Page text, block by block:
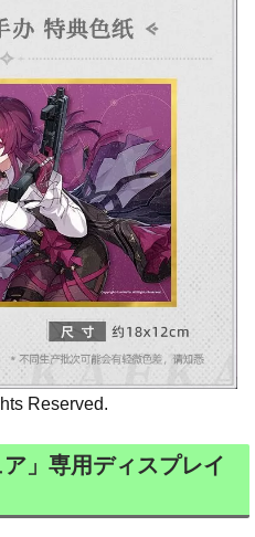
Reserved.
」専用ディスプレイ